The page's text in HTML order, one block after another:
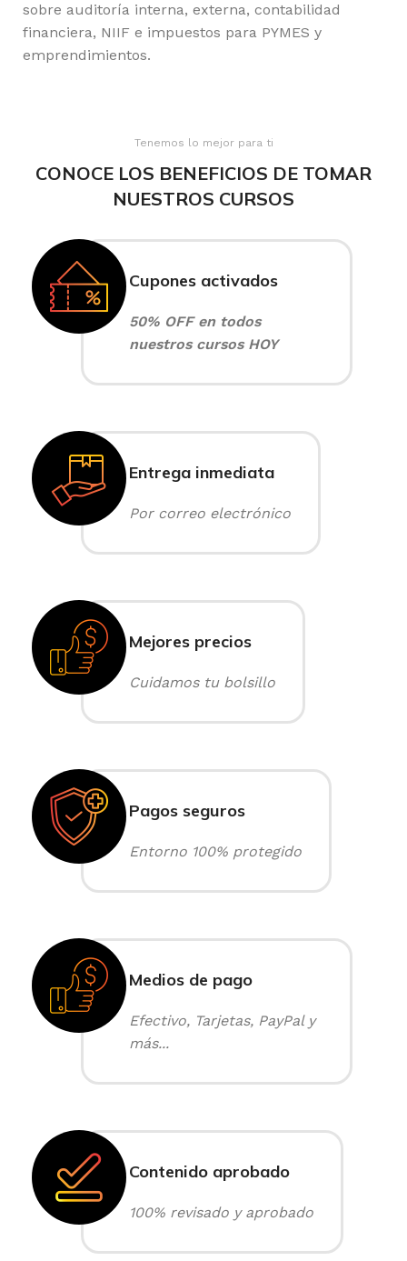
sobre auditoría interna, externa, contabilidad
financiera, NIIF e impuestos para PYMES y
emprendimientos.
Tenemos lo mejor para ti
CONOCE LOS BENEFICIOS DE TOMAR
NUESTROS CURSOS
Cupones activados
50% OFF en todos
nuestros cursos HOY
Entrega inmediata
Por correo electrónico
Mejores precios
Cuidamos tu bolsillo
Pagos seguros
Entorno 100% protegido
Medios de pago
Efectivo, Tarjetas, PayPal y
más...
Contenido aprobado
100% revisado y aprobado